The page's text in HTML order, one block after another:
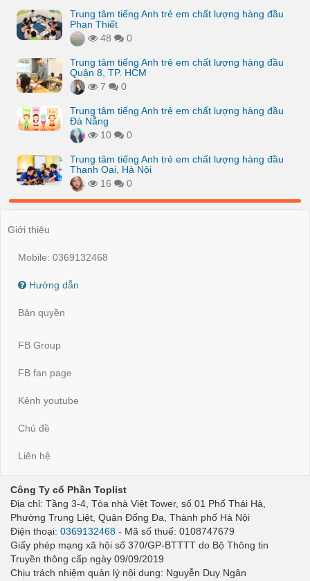
Trung tâm tiếng Anh trẻ em chất lượng hàng đầu
Phan Thiết
48
0
Trung tâm tiếng Anh trẻ em chất lượng hàng đầu
Quận 8, TP. HCM
7
0
Trung tâm tiếng Anh trẻ em chất lượng hàng đầu
Đà Nẵng
10
0
Trung tâm tiếng Anh trẻ em chất lượng hàng đầu
Thanh Oai, Hà Nội
16
0
Giới thiệu
Mobile: 0369132468
Hướng dẫn
Bản quyền
FB Group
FB fan page
Kênh youtube
Chủ đề
Liên hệ
Công Ty cổ Phần Toplist
Địa chỉ: Tầng 3-4, Tòa nhà Việt Tower, số 01 Phố Thái Hà,
Phường Trung Liệt, Quận Đống Đa, Thành phố Hà Nội
Điện thoại: 0369132468 - Mã số thuế: 0108747679
Giấy phép mạng xã hội số 370/GP-BTTTT do Bộ Thông tin
Truyền thông cấp ngày 09/09/2019
Chịu trách nhiệm quản lý nội dung: Nguyễn Duy Ngân